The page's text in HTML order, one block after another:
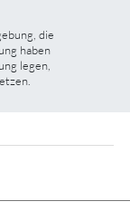
die
haben
legen,